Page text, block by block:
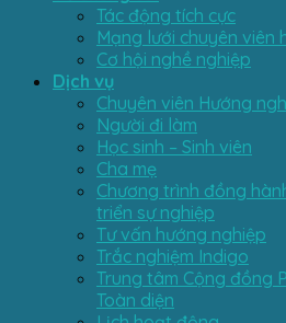
Tác động tích cực
Mạng lưới chuyên viên
Cơ hội nghề nghiệp
Dịch vụ
Chuyên viên Hướng
Người đi làm
Học sinh – Sinh viên
Cha mẹ
Chương trình đồng
triển sự nghiệp
Tư vấn hướng nghiệp
Trắc nghiệm Indigo
Trung tâm Cộng đồng
Toàn diện